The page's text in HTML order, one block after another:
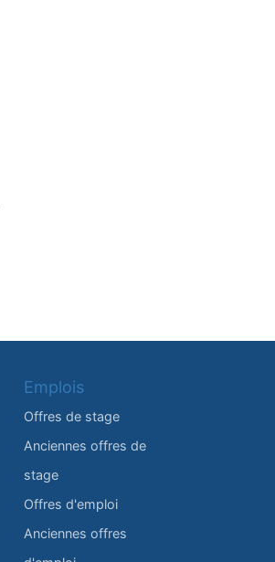
Emplois
Offres de stage
Anciennes offres de
stage
Offres d'emploi
Anciennes offres